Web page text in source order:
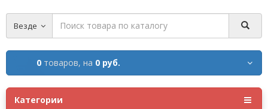
Везде
0 товаров, на 0 руб.
Категории